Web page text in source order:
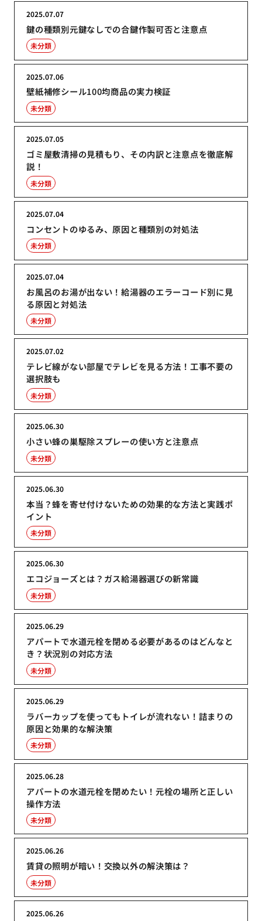
鍵の種類別元鍵なしでの合鍵作製可否と注意点
2025.07.07
未分類
壁紙補修シール100均商品の実力検証
2025.07.06
未分類
ゴミ屋敷清掃の見積もり、その内訳と注意点を徹底解
説！
2025.07.05
未分類
コンセントのゆるみ、原因と種類別の対処法
2025.07.04
未分類
お風呂のお湯が出ない！給湯器のエラーコード別に見
る原因と対処法
2025.07.04
未分類
テレビ線がない部屋でテレビを見る方法！工事不要の
選択肢も
2025.07.02
未分類
小さい蜂の巣駆除スプレーの使い方と注意点
2025.06.30
未分類
本当？蜂を寄せ付けないための効果的な方法と実践ポ
イント
2025.06.30
未分類
エコジョーズとは？ガス給湯器選びの新常識
2025.06.30
未分類
アパートで水道元栓を閉める必要があるのはどんなと
き？状況別の対応方法
2025.06.29
未分類
ラバーカップを使ってもトイレが流れない！詰まりの
原因と効果的な解決策
2025.06.29
未分類
アパートの水道元栓を閉めたい！元栓の場所と正しい
操作方法
2025.06.28
未分類
賃貸の照明が暗い！交換以外の解決策は？
2025.06.26
未分類
2025.06.26